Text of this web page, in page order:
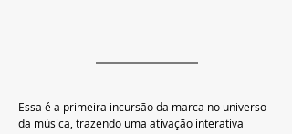
Essa é a primeira incursão da marca no universo
da música, trazendo uma ativação interativa